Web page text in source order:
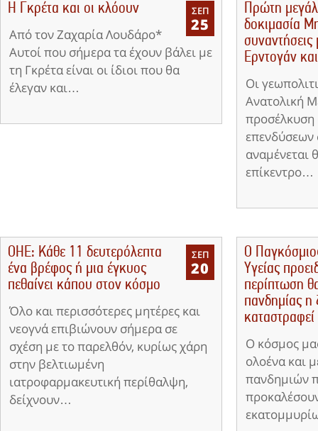
ΣΕΠ
25
Η Γκρέτα και οι κλόουν
Από τον Ζαχαρία Λουδάρο*
Αυτοί που σήμερα τα έχουν βάλει με
τη Γκρέτα είναι οι ίδιοι που θα
έλεγαν και…
Πρώτη
δοκιμασία
Ερντογάν
Οι
Ανατολική
προσέλκυση
επενδύσεων
αναμένεται
επίκεντρο…
ΣΕΠ
20
ΟΗΕ: Kάθε 11 δευτερόλεπτα
ένα βρέφος ή μια έγκυος
πεθαίνει κάπου στον κόσμο
Όλο και περισσότερες μητέρες και
νεογνά επιβιώνουν σήμερα σε
σχέση με το παρελθόν, κυρίως χάρη
στην βελτιωμένη
ιατροφαρμακευτική περίθαλψη,
δείχνουν…
Ο
Υγείας
περίπτωση
πανδημίας
καταστραφεί
Ο κόσμος
ολοένα και
πανδημιών